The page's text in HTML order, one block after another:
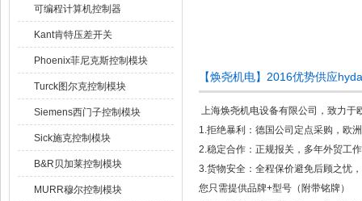
可编程计算机控制器
Kant肯特压差开关
Phoenix菲尼克斯控制模块
Turck图尔克控制模块
Siemens西门子控制模块
Sick施克控制模块
B&R贝加莱控制模块
MURR穆尔控制模块
【焕尧机电】2016优势供应
上海焕尧机电设备有限公司，致力于
1.拒绝暴利：德国公司定点采购，欧
2.稳定合作：正规报关，多年外贸工
3.货物安全：全程保价避免后顾之忧
您只需提供品牌+型号（附带铭牌）